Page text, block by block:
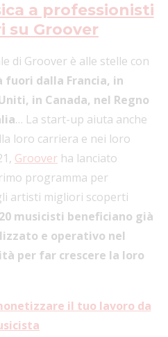
a professionisti
su Groover
di Groover è alle stelle con
fuori dalla Francia, in
in Canada, nel Regno
… La start-up aiuta anche
loro carriera e nei loro
Groover ha lanciato
programma per
artisti migliori scoperti
musicisti beneficiano già
e operativo nel
per far crescere la loro
il tuo lavoro da